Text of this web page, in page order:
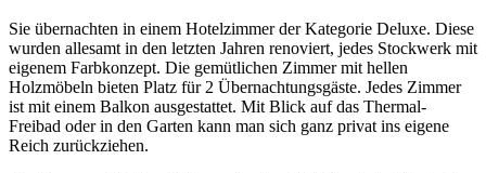
Sie übernachten in einem Hotelzimmer der Kategorie Deluxe. Diese
wurden allesamt in den letzten Jahren renoviert, jedes Stockwerk mit
eigenem Farbkonzept. Die gemütlichen Zimmer mit hellen
Holzmöbeln bieten Platz für 2 Übernachtungsgäste. Jedes Zimmer
ist mit einem Balkon ausgestattet. Mit Blick auf das Thermal-
Freibad oder in den Garten kann man sich ganz privat ins eigene
Reich zurückziehen.